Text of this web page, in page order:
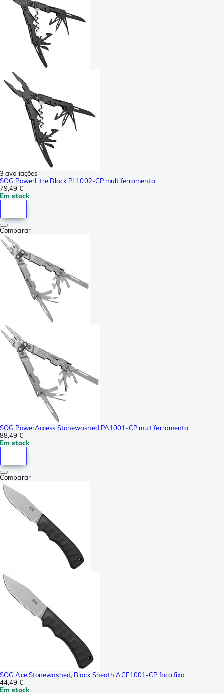
3 avaliações
SOG PowerLitre Black PL1002-CP multiferramenta
79,49 €
Em stock
Comparar
SOG PowerAccess Stonewashed PA1001-CP multiferramenta
88,49 €
Em stock
Comparar
SOG Ace Stonewashed, Black Sheath ACE1001-CP faca fixa
44,49 €
Em stock